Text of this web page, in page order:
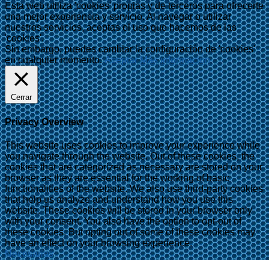
Esta web utiliza 'cookies' propias y de terceros para ofrecerte
una mejor experiencia y servicio. Al navegar o utilizar
nuestros servicios, aceptas el uso que hacemos de las
'cookies'.
Sin embargo, puedes cambiar la configuración de 'cookies'
en cualquier momento.Aceptar Más información
Cerrar
Privacy Overview
This website uses cookies to improve your experience while
you navigate through the website. Out of these cookies, the
cookies that are categorized as necessary are stored on your
browser as they are essential for the working of basic
functionalities of the website. We also use third-party cookies
that help us analyze and understand how you use this
website. These cookies will be stored in your browser only
with your consent. You also have the option to opt-out of
these cookies. But opting out of some of these cookies may
have an effect on your browsing experience.
Necesarias